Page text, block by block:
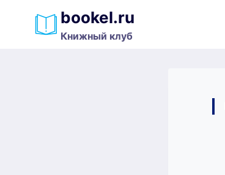
содержимому
bookel.ru
Книжный клуб